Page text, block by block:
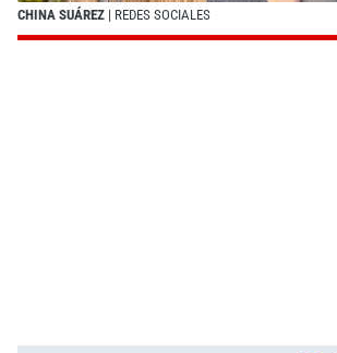
CHINA SUÁREZ | REDES SOCIALES